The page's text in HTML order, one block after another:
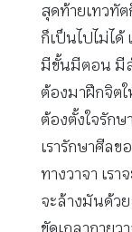
สุดท้ายเทวทั
ก็เป็นไปไม่ไ
มีขั้นมีตอน มี
ต้องมาฝึกจิต
ต้องตั้งใจรักษ
เรารักษาศีลข
ทางวาจา เร
จะล้างมันด้ว